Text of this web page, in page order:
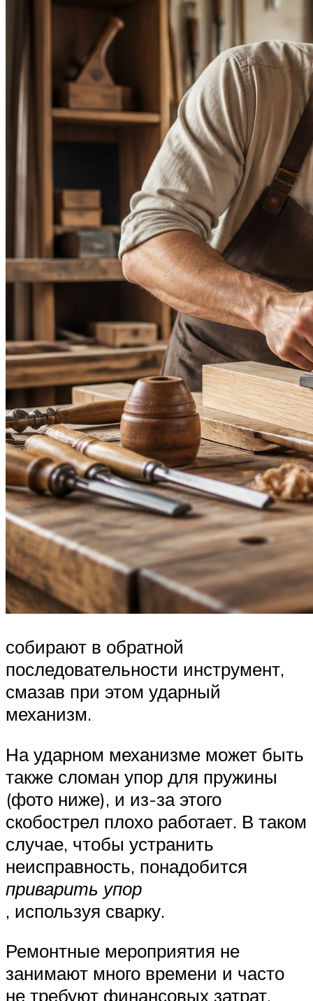
собирают в обратной
последовательности инструмент,
смазав при этом ударный
механизм.
На ударном механизме может быть
также сломан упор для пружины
(фото ниже), и из-за этого
скобострел плохо работает. В таком
случае, чтобы устранить
неисправность, понадобится
приварить упор
, используя сварку.
Ремонтные мероприятия не
занимают много времени и часто
не требуют финансовых затрат,